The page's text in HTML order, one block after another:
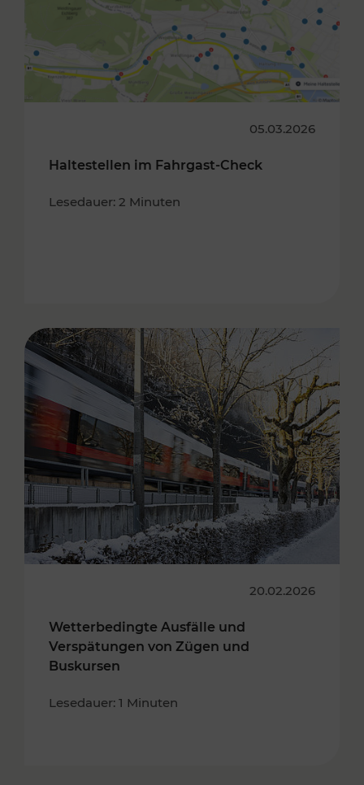
05.03.2026
Haltestellen im Fahrgast-Check
Lesedauer: 2 Minuten
20.02.2026
Wetterbedingte Ausfälle und
Verspätungen von Zügen und
Buskursen
Lesedauer: 1 Minuten